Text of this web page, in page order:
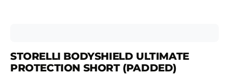
STORELLI BODYSHIELD ULTIMATE
PROTECTION SHORT (PADDED)